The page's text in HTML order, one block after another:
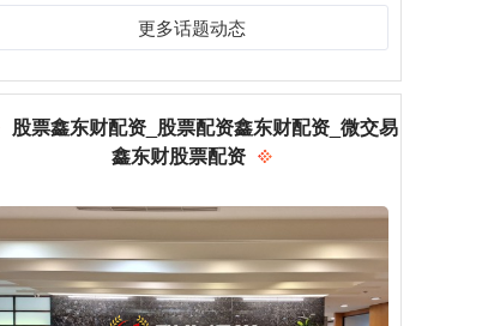
更多话题动态
股票鑫东财配资_股票配资鑫东财配资_微交易
鑫东财股票配资